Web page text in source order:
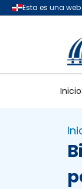
Saltar al contenido
Inicio